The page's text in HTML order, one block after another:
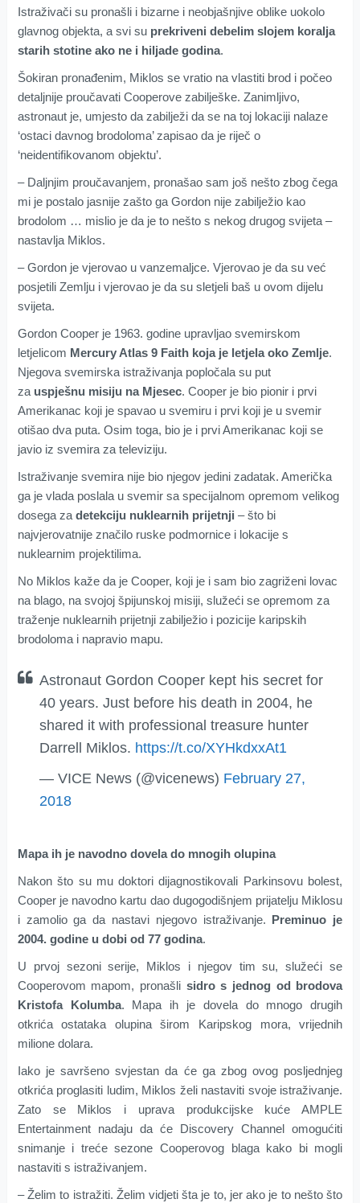
Istraživači su pronašli i bizarne i neobjašnjive oblike uokolo
glavnog objekta, a svi su prekriveni debelim slojem koralja
starih stotine ako ne i hiljade godina.
Šokiran pronađenim, Miklos se vratio na vlastiti brod i počeo
detaljnije proučavati Cooperove zabilješke. Zanimljivo,
astronaut je, umjesto da zabilježi da se na toj lokaciji nalaze
‘ostaci davnog brodoloma’ zapisao da je riječ o
‘neidentifikovanom objektu’.
– Daljnjim proučavanjem, pronašao sam još nešto zbog čega
mi je postalo jasnije zašto ga Gordon nije zabilježio kao
brodolom … mislio je da je to nešto s nekog drugog svijeta –
nastavlja Miklos.
– Gordon je vjerovao u vanzemaljce. Vjerovao je da su već
posjetili Zemlju i vjerovao je da su sletjeli baš u ovom dijelu
svijeta.
Gordon Cooper je 1963. godine upravljao svemirskom
letjelicom Mercury Atlas 9 Faith koja je letjela oko Zemlje.
Njegova svemirska istraživanja popločala su put
zauspješnu misiju na Mjesec. Cooper je bio pionir i prvi
Amerikanac koji je spavao u svemiru i prvi koji je u svemir
otišao dva puta. Osim toga, bio je i prvi Amerikanac koji se
javio iz svemira za televiziju.
Istraživanje svemira nije bio njegov jedini zadatak. Američka
ga je vlada poslala u svemir sa specijalnom opremom velikog
dosega zadetekciju nuklearnih prijetnji – što bi
najvjerovatnije značilo ruske podmornice i lokacije s
nuklearnim projektilima.
No Miklos kaže da je Cooper, koji je i sam bio zagriženi lovac
na blago, na svojoj špijunskoj misiji, služeći se opremom za
traženje nuklearnih prijetnji zabilježio i pozicije karipskih
brodoloma i napravio mapu.
Astronaut Gordon Cooper kept his secret for
40 years. Just before his death in 2004, he
shared it with professional treasure hunter
Darrell Miklos. https://t.co/XYHkdxxAt1
— VICE News (@vicenews) February 27,
2018
Mapa ih je navodno dovela do mnogih olupina
Nakon što su mu doktori dijagnostikovali Parkinsovu bolest,
Cooper je navodno kartu dao dugogodišnjem prijatelju Miklosu
i zamolio ga da nastavi njegovo istraživanje. Preminuo je
2004. godine u dobi od 77 godina.
U prvoj sezoni serije, Miklos i njegov tim su, služeći se
Cooperovom mapom, pronašli sidro s jednog od brodova
Kristofa Kolumba. Mapa ih je dovela do mnogo drugih
otkrića ostataka olupina širom Karipskog mora, vrijednih
milione dolara.
Iako je savršeno svjestan da će ga zbog ovog posljednjeg
otkrića proglasiti ludim, Miklos želi nastaviti svoje istraživanje.
Zato se Miklos i uprava produkcijske kuće AMPLE
Entertainment nadaju da će Discovery Channel omogućiti
snimanje i treće sezone Cooperovog blaga kako bi mogli
nastaviti s istraživanjem.
– Želim to istražiti. Želim vidjeti šta je to, jer ako je to nešto što